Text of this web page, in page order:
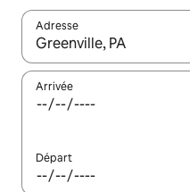
Adresse
Lorsque les résultats
Arrivée
Départ